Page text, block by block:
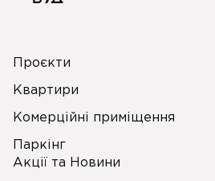
Проєкти
Квартири
Комерційні приміщення
Паркінг
Акції та Новини